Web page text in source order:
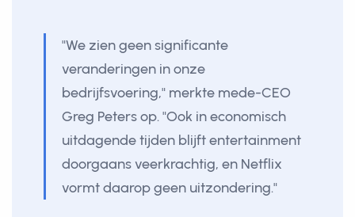
"We zien geen significante
veranderingen in onze
bedrijfsvoering," merkte mede-CEO
Greg Peters op. "Ook in economisch
uitdagende tijden blijft entertainment
doorgaans veerkrachtig, en Netflix
vormt daarop geen uitzondering."